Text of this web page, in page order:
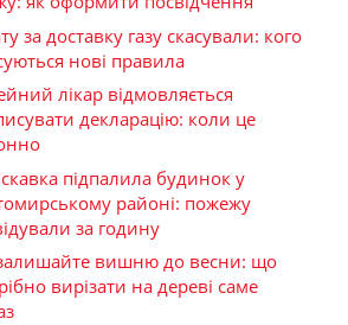
за доставку газу скасували: кого
нові правила
лікар відмовляється
декларацію: коли це
підпалила будинок у
районі: пожежу
за годину
вишню до весни: що
вирізати на дереві саме